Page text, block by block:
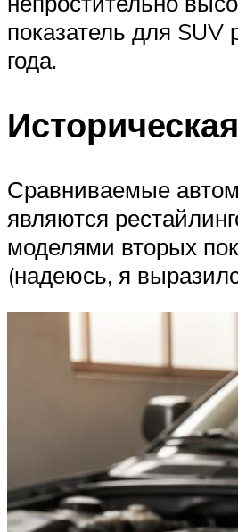
показатель для SUV
года.
Сравниваемые
являются
моделями вторых
(надеюсь, я